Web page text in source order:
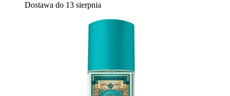
Dostawa do 13 sierpnia